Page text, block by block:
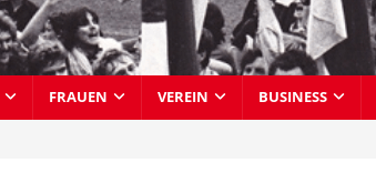
FRAUEN VEREIN BUSINESS